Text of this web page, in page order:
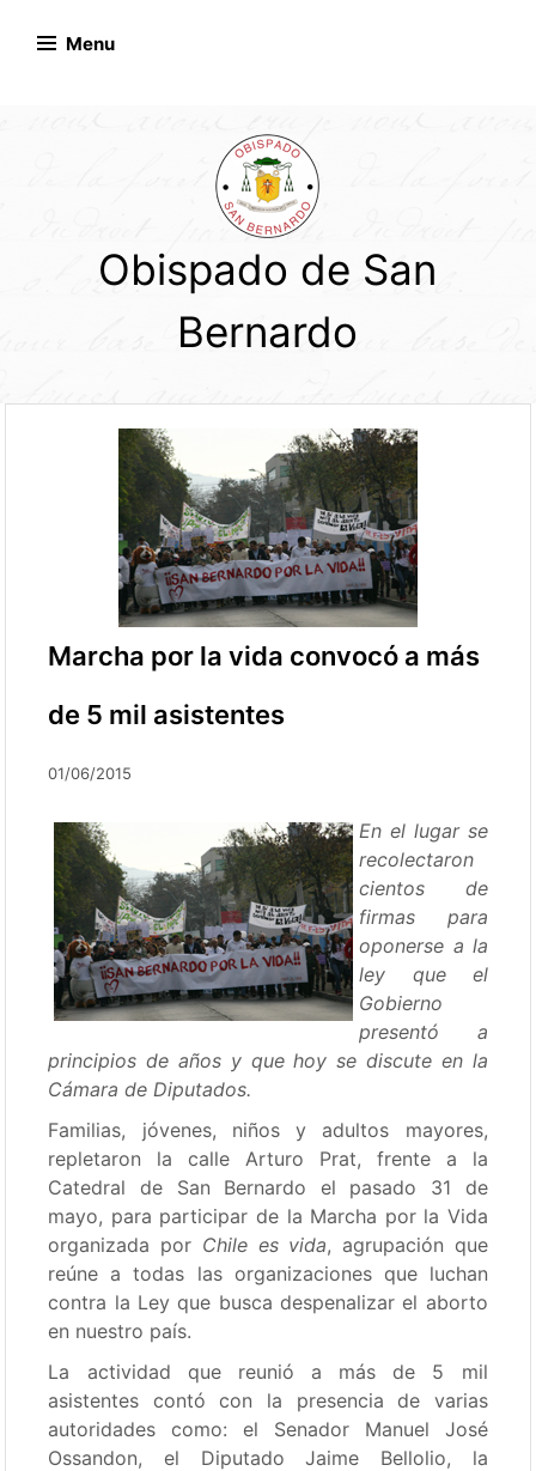
Menu
Obispado de San
Bernardo
Marcha por la vida convocó a más
de 5 mil asistentes
01/06/2015
En el lugar se
recolectaron
cientos de
firmas para
oponerse a la
ley que el
Gobierno
presentó a
principios de años y que hoy se discute en la
Cámara de Diputados.
Familias, jóvenes, niños y adultos mayores,
repletaron la calle Arturo Prat, frente a la
Catedral de San Bernardo el pasado 31 de
mayo, para participar de la Marcha por la Vida
organizada por Chile es vida, agrupación que
reúne a todas las organizaciones que luchan
contra la Ley que busca despenalizar el aborto
en nuestro país.
La actividad que reunió a más de 5 mil
asistentes contó con la presencia de varias
autoridades como: el Senador Manuel José
Ossandon, el Diputado Jaime Bellolio, la